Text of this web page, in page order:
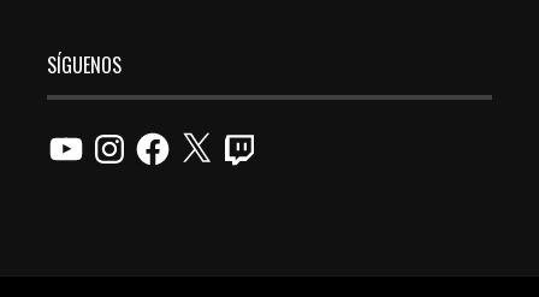
SÍGUENOS
YouTubeInstagramFacebook
X Twitch